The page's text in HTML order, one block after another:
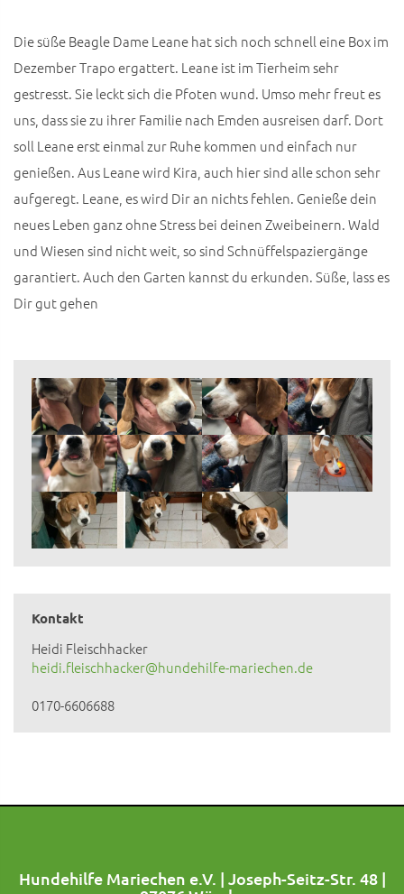
Die süße Beagle Dame Leane hat sich noch schnell eine Box im
Dezember Trapo ergattert. Leane ist im Tierheim sehr
gestresst. Sie leckt sich die Pfoten wund. Umso mehr freut es
uns, dass sie zu ihrer Familie nach Emden ausreisen darf. Dort
soll Leane erst einmal zur Ruhe kommen und einfach nur
genießen. Aus Leane wird Kira, auch hier sind alle schon sehr
aufgeregt. Leane, es wird Dir an nichts fehlen. Genieße dein
neues Leben ganz ohne Stress bei deinen Zweibeinern. Wald
und Wiesen sind nicht weit, so sind Schnüffelspaziergänge
garantiert. Auch den Garten kannst du erkunden. Süße, lass es
Dir gut gehen
Kontakt
Heidi Fleischhacker
heidi.fleischhacker@hundehilfe-mariechen.de
0170-6606688
Hundehilfe Mariechen e.V. | Joseph-Seitz-Str. 48 |